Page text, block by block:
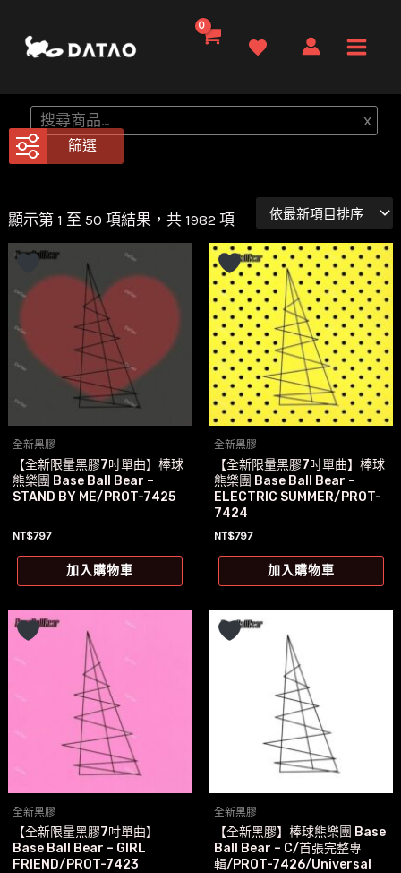
要
內
Menu
搜
尋
x
篩選
顯示第 1 至 100 項結果，共 1982 項
全新黑膠
【全新限量黑膠7吋單曲】棒球
熊樂團 Base Ball Bear –
STAND BY ME/PROT-7425
NT$797
加入購物車
全新黑膠
【全新限量黑膠7吋單曲】棒球
熊樂團 Base Ball Bear –
ELECTRIC SUMMER/PROT-
7424
NT$797
加入購物車
全新黑膠
【全新限量黑膠7吋單曲】
Base Ball Bear – GIRL
FRIEND/PROT-7423
全新黑膠
【全新黑膠】棒球熊樂團 Base
Ball Bear – C/首張完整專
輯/PROT-7426/Universal